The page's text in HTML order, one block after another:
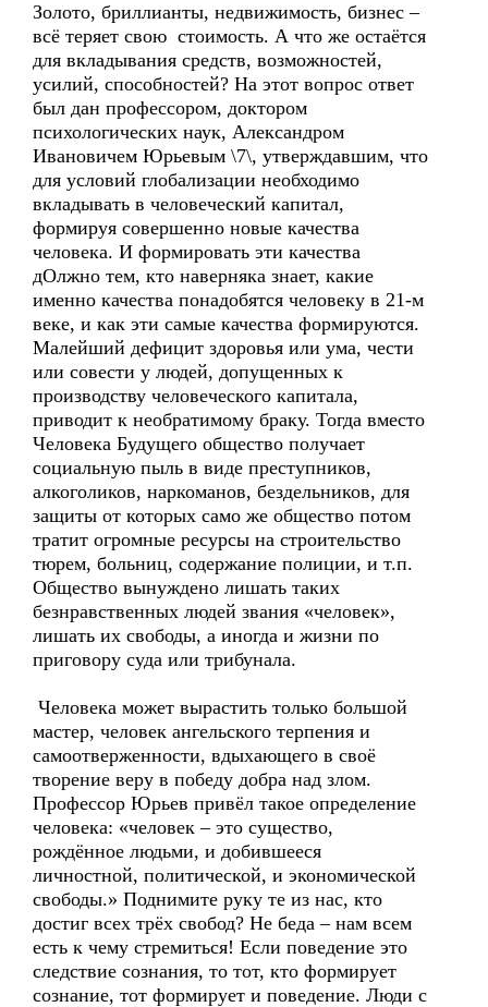
Золото, бриллианты, недвижимость, бизнес –
всё теряет свою стоимость. А что же остаётся
для вкладывания средств, возможностей,
усилий, способностей? На этот вопрос ответ
был дан профессором, доктором
психологических наук, Александром
Ивановичем Юрьевым \7\, утверждавшим, что
для условий глобализации необходимо
вкладывать в человеческий капитал,
формируя совершенно новые качества
человека. И формировать эти качества
дОлжно тем, кто наверняка знает, какие
именно качества понадобятся человеку в 21-м
веке, и как эти самые качества формируются.
Малейший дефицит здоровья или ума, чести
или совести у людей, допущенных к
производству человеческого капитала,
приводит к необратимому браку. Тогда вместо
Человека Будущего общество получает
социальную пыль в виде преступников,
алкоголиков, наркоманов, бездельников, для
защиты от которых само же общество потом
тратит огромные ресурсы на строительство
тюрем, больниц, содержание полиции, и т.п.
Общество вынуждено лишать таких
безнравственных людей звания «человек»,
лишать их свободы, а иногда и жизни по
приговору суда или трибунала.
Человека может вырастить только большой
мастер, человек ангельского терпения и
самоотверженности, вдыхающего в своё
творение веру в победу добра над злом.
Профессор Юрьев привёл такое определение
человека: «человек – это существо,
рождённое людьми, и добившееся
личностной, политической, и экономической
свободы.» Поднимите руку те из нас, кто
достиг всех трёх свобод? Не беда – нам всем
есть к чему стремиться! Если поведение это
следствие сознания, то тот, кто формирует
сознание, тот формирует и поведение. Люди с